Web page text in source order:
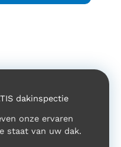
dakinspectie
onze ervaren
staat van uw dak.